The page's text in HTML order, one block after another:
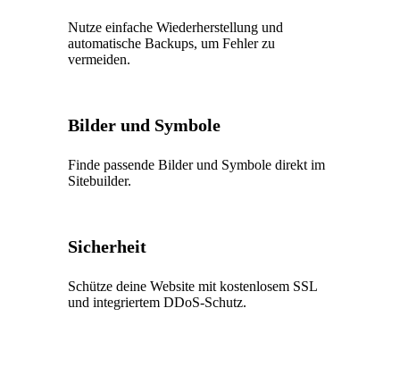
Nutze einfache Wiederherstellung und
automatische Backups, um Fehler zu
vermeiden.
Bilder und Symbole
Finde passende Bilder und Symbole direkt im
Sitebuilder.
Sicherheit
Schütze deine Website mit kostenlosem SSL
und integriertem DDoS-Schutz.